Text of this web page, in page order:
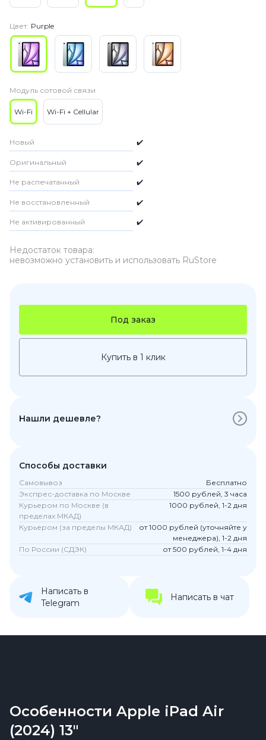
Цвет: Purple
Модуль сотовой связи
Wi-Fi Wi-Fi + Cellular
Новый ✔️
Оригинальный ✔️
Не распечатанный ✔️
Не восстановленный ✔️
Не активированный ✔️
Недостаток товара:
невозможно установить и использовать RuStore
Под заказ
Купить в 1 клик
Нашли дешевле?
Способы доставки
Самовывоз
Бесплатно
Экспрес-доставка по Москве
1500 рублей, 3 часа
Курьером по Москве (в
пределах МКАД)
1000 рублей, 1-2 дня
Курьером (за пределы МКАД)
от 1000 рублей (уточняйте у
менеджера), 1-2 дня
По России (СДЭК)
от 500 рублей, 1-4 дня
Написать в
Telegram
Написать в чат
Особенности Apple iPad Air
(2024) 13"